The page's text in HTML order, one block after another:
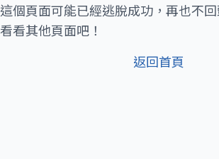
這個頁面可能已經逃脫成功，再也不
看看其他頁面吧！
返回首頁